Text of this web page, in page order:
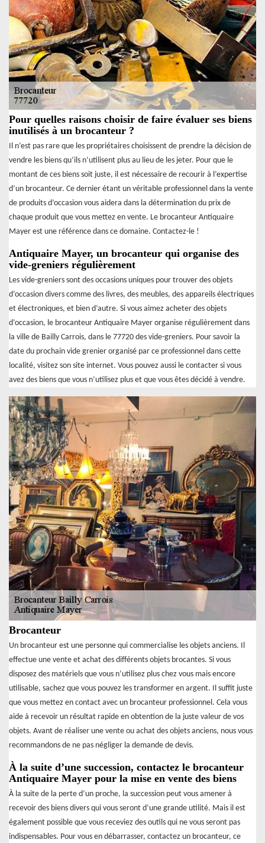
Pour quelles raisons choisir de faire évaluer ses biens
inutilisés à un brocanteur ?
Il n’est pas rare que les propriétaires choisissent de prendre la décision de
vendre les biens qu’ils n’utilisent plus au lieu de les jeter. Pour que le
montant de ces biens soit juste, il est nécessaire de recourir à l’expertise
d’un brocanteur. Ce dernier étant un véritable professionnel dans la vente
de produits d’occasion vous aidera dans la détermination du prix de
chaque produit que vous mettez en vente. Le brocanteur Antiquaire
Mayer est une référence dans ce domaine. Contactez-le !
Antiquaire Mayer, un brocanteur qui organise des
vide-greniers régulièrement
Les vide-greniers sont des occasions uniques pour trouver des objets
d’occasion divers comme des livres, des meubles, des appareils électriques
et électroniques, et bien d’autre. Si vous aimez acheter des objets
d’occasion, le brocanteur Antiquaire Mayer organise régulièrement dans
la ville de Bailly Carrois, dans le 77720 des vide-greniers. Pour savoir la
date du prochain vide grenier organisé par ce professionnel dans cette
localité, visitez son site internet. Vous pouvez aussi le contacter si vous
avez des biens que vous n’utilisez plus et que vous êtes décidé à vendre.
Brocanteur
Un brocanteur est une personne qui commercialise les objets anciens. Il
effectue une vente et achat des différents objets brocantes. Si vous
disposez des matériels que vous n’utilisez plus chez vous mais encore
utilisable, sachez que vous pouvez les transformer en argent. Il suffit juste
que vous mettez en contact avec un brocanteur professionnel. Cela vous
aide à recevoir un résultat rapide en obtention de la juste valeur de vos
objets. Avant de réaliser une vente ou achat des objets anciens, nous vous
recommandons de ne pas négliger la demande de devis.
À la suite d’une succession, contactez le brocanteur
Antiquaire Mayer pour la mise en vente des biens
À la suite de la perte d’un proche, la succession peut vous amener à
recevoir des biens divers qui vous seront d’une grande utilité. Mais il est
également possible que vous receviez des outils qui ne vous seront pas
indispensables. Pour vous en débarrasser, contactez un brocanteur, ce